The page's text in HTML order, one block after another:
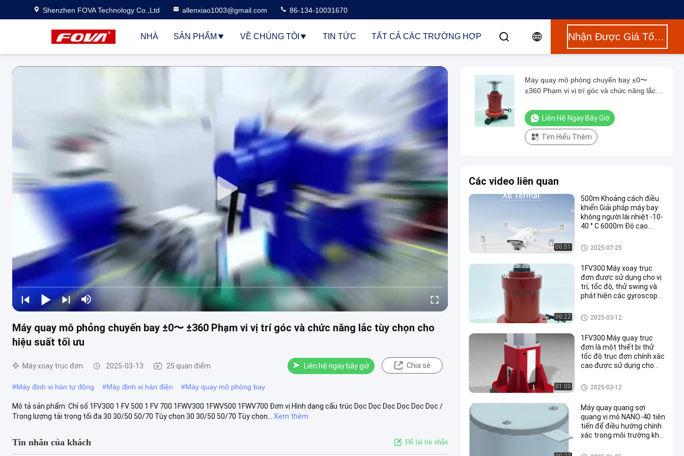
Shenzhen FOVA Technology Co.,Ltd allenxiao1003@gmail.com 86-134-10031670
NHÀ SẢN PHẨM VỀ CHÚNG TÔI TIN TỨC TẤT CẢ CÁC TRƯỜNG HỢP Nhận Được Giá Tốt Nhất
Máy quay mô phỏng chuyến bay ±0〜 ±360 Phạm vi vị trí góc và chức năng lắc tùy chọn cho
hiệu suất tối ưu
Máy xoay trục đơn 2025-03-13 25 quan điểm Liên hệ ngay bây giờ Chia sẻ
#Máy định vị hàn tự động #Máy định vị hàn điện #Máy quay mô phỏng bay
Mô tả sản phẩm: Chỉ số 1FV300 1 FV 500 1 FV 700 1FWV300 1FWV500 1FWV700 Đơn vị Hình dạng cấu trúc Dọc Dọc Dọc Dọc Dọc Dọc /
Trọng lượng tải trọng tối đa 30 30/50 50/70 Tùy chọn 30 30/50 50/70 Tùy chọn...
Xem thêm
Tin nhắn của khách Để lại tin nhắn
Máy quay mô phỏng chuyến bay ±0〜
±360 Phạm vi vị trí góc và chức năng lắc
Liên Hệ Ngay Bây Giờ
Tìm Hiểu Thêm
Các video liên quan
00:51
500m Khoảng cách điều
khiển Giải pháp máy bay
không người lái nhiệt -10-
40 ° C 6000m Độ cao
DFOV Cần thiết cho các
nhiệm vụ SAR 5m-∞ Tập
Bộ máy bay không người lái F
PV
2025-07-25
00:22
1FV300 Máy xoay trục
đơn được sử dụng cho vị
trí, tốc độ, thử swing và
phát hiện các gyroscope
quán tính của chúng.
Máy xoay trục đơn
2025-03-12
01:00
1FV300 Máy quay trục
đơn là một thiết bị thử
tốc độ trục đơn chính xác
cao được sử dụng cho
độ và lắc và kiểm tra các
máy quay tốc độ và phép
Máy xoay trục đơn
2025-03-12
Máy quay quang sợi
quang vi mô NANO-40 tiên
tiến để điều hướng chính
xác trong môi trường khó
Máy xoay trục đơn